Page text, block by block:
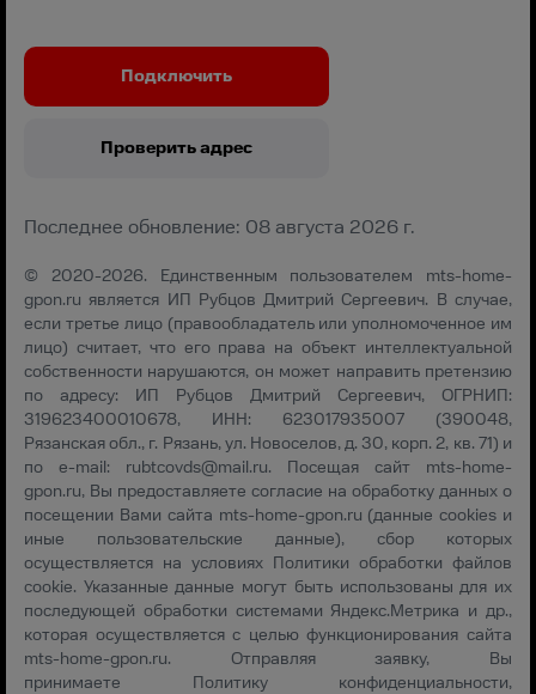
Подключить
Проверить адрес
Последнее обновление: 08 августа 2026 г.
© 2020-2026. Единственным пользователем mts-home-
gpon.ru является ИП Рубцов Дмитрий Сергеевич. В случае,
если третье лицо (правообладатель или уполномоченное им
лицо) считает, что его права на объект интеллектуальной
собственности нарушаются, он может направить претензию
по адресу: ИП Рубцов Дмитрий Сергеевич, ОГРНИП:
319623400010678, ИНН: 623017935007 (390048,
Рязанская обл., г. Рязань, ул. Новоселов, д. 30, корп. 2, кв. 71) и
по e-mail: rubtcovds@mail.ru. Посещая сайт mts-home-
gpon.ru, Вы предоставляете согласие на обработку данных о
посещении Вами сайта mts-home-gpon.ru (данные cookies и
иные пользовательские данные), сбор которых
осуществляется на условиях Политики обработки файлов
cookie. Указанные данные могут быть использованы для их
последующей обработки системами Яндекс.Метрика и др.,
которая осуществляется с целью функционирования сайта
mts-home-gpon.ru. Отправляя заявку, Вы
принимаете Политику конфиденциальности,